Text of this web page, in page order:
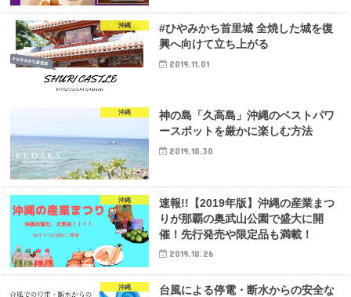
沖縄
#ひやみかち首里城 全焼した城を復
興へ向けて立ち上がる
2019.11.01
沖縄
神の島「久高島」沖縄のベストパワ
ースポットを厳かに楽しむ方法
2019.10.30
沖縄
速報!!【2019年版】沖縄の産業まつ
りが那覇の奥武山公園で盛大に開
催！先行発売や限定品も満載！
2019.10.26
沖縄
台風による停電・断水からの安全な